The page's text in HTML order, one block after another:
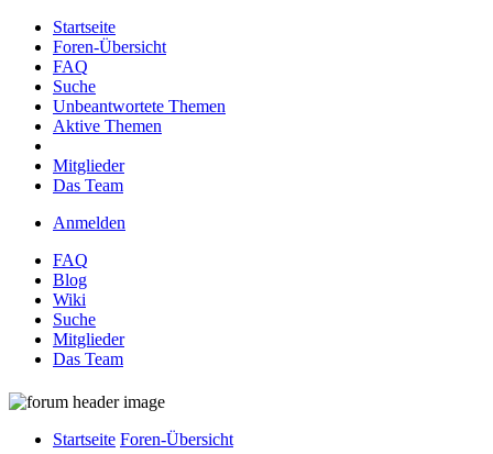
Startseite
Foren-Übersicht
FAQ
Suche
Unbeantwortete Themen
Aktive Themen
Mitglieder
Das Team
Anmelden
FAQ
Blog
Wiki
Suche
Mitglieder
Das Team
Startseite Foren-Übersicht